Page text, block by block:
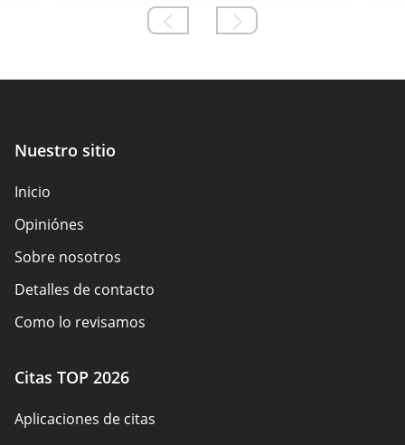
Nuestro sitio
Inicio
Opiniónes
Sobre nosotros
Detalles de contacto
Como lo revisamos
Resumen de la política
Términos de Uso
Citas TOP 2026
Aplicaciones de citas